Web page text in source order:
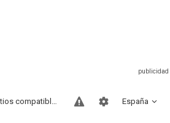
España
Sitios compatibles